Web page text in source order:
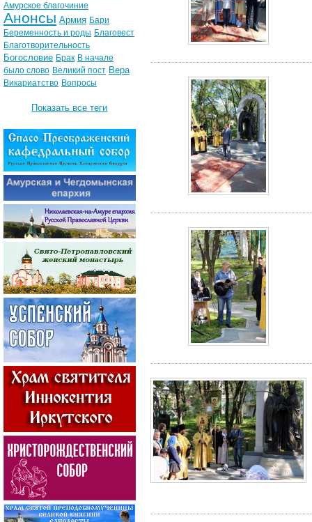
Амурское благочиние
Анонсы Армия Бари
Беременность и роды Благовест
Благотворительность
Богословие Брак В начале
было слово Великий пост Вера
Викариатство Вопросы
Показать все теги